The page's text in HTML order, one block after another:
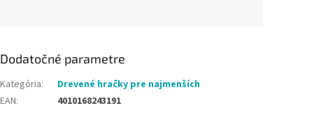
Dodatočné parametre
Kategória:
Drevené hračky pre najmenších
EAN: 4010168243191